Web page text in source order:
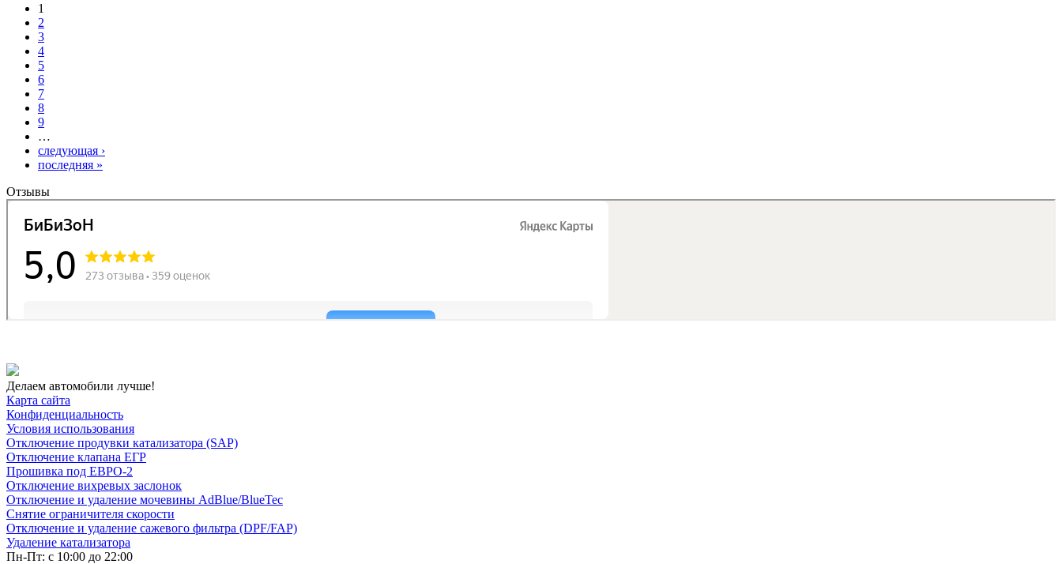
1
2
3
4
5
6
7
8
9
…
следующая ›
последняя »
Отзывы
Делаем автомобили лучше!
Карта сайта
Конфиденциальность
Условия использования
Отключение продувки катализатора (SAP)
Отключение клапана ЕГР
Прошивка под ЕВРО-2
Отключение вихревых заслонок
Отключение и удаление мочевины AdBlue/BlueTec
Снятие ограничителя скорости
Отключение и удаление сажевого фильтра (DPF/FAP)
Удаление катализатора
Пн-Пт: с 10:00 до 22:00